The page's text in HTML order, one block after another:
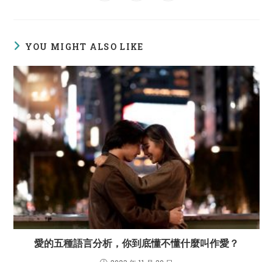
YOU MIGHT ALSO LIKE
愛的五種語言分析，你到底懂不懂什麼叫作愛？